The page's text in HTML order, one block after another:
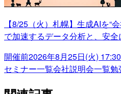
【8/25（火）札幌】生成AIを“
で加速するデータ分析と、安
開催前2026年8月25日(火) 17:30
セミナー一覧会社説明会一覧勉